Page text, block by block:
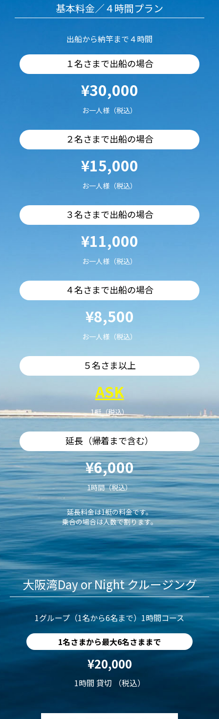
基本料金／４時間プラン
出船から納竿まで４時間
１名さまで出船の場合
¥30,000
お一人様（税込）
２名さまで出船の場合
¥15,000
お一人様（税込）
３名さまで出船の場合
¥11,000
お一人様（税込）
４名さまで出船の場合
¥8,500
お一人様（税込）
５名さま以上
ASK
1艇（税込）
延長（帰着まで含む）
¥6,000
1時間（税込）
延長料金は1艇の料金です。
乗合の場合は人数で割ります。
大阪湾Day or Night クルージング
1グループ（1名から6名まで）1時間コース
1名さまから最大6名さままで
¥20,000
1時間 貸切 （税込）